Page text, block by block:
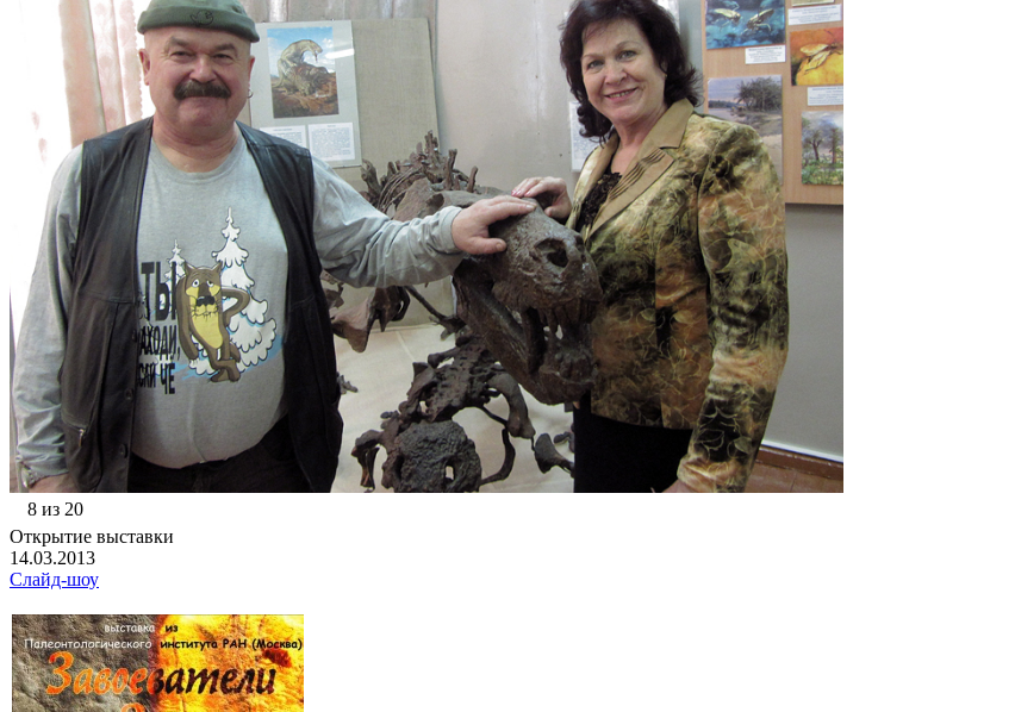
8 из 20
Открытие выставки
14.03.2013
Слайд-шоу